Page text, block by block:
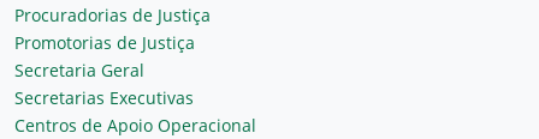
Procuradorias de Justiça
Promotorias de Justiça
Secretaria Geral
Secretarias Executivas
Centros de Apoio Operacional